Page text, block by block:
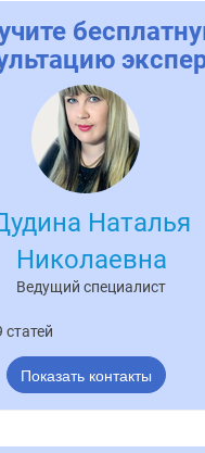
Наталья
Николаевна
Ведущий специалист
статей
Показать контакты